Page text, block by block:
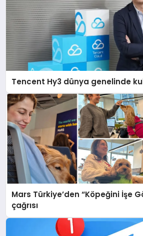
Tencent Hy3 dünya genelinde
Mars Türkiye’den “Köpeğini İşe
çağrısı